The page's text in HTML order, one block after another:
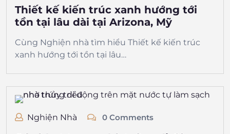
Thiết kế kiến trúc xanh hướng tới
tồn tại lâu dài tại Arizona, Mỹ
Cùng Nghiện nhà tìm hiểu Thiết kế kiến trúc
xanh hướng tới tồn tại lâu…
Nghiện Nhà 0 Comments